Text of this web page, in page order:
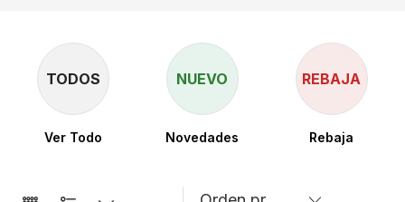
TODOS
Ver Todo
NUEVO
Novedades
REBAJA
Rebaja